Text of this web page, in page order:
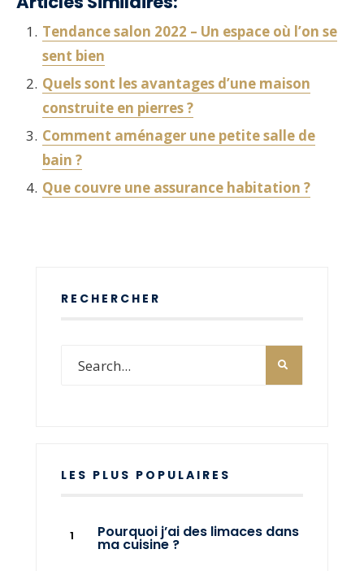
Tendance salon 2022 – Un espace où l’on se
sent bien
Quels sont les avantages d’une maison
construite en pierres ?
Comment aménager une petite salle de
bain ?
Que couvre une assurance habitation ?
RECHERCHER
LES PLUS POPULAIRES
Pourquoi j’ai des limaces dans
ma cuisine ?